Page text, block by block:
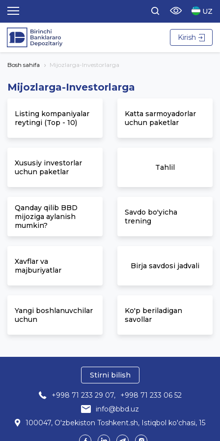
UZ
Kirish
Bosh sahifa Mijozlarga-Investorlarga
Mijozlarga-Investorlarga
Listing kompaniyalar
reytingi (Top - 10)
Katta sarmoyadorlar
uchun paketlar
Xususiy investorlar
uchun paketlar
Tahlil
Qanday qilib BBD
mijoziga aylanish
mumkin?
Savdo bo'yicha
trening
Xavflar va
majburiyatlar
Birja savdosi jadvali
Yangi boshlanuvchilar
uchun
Ko'p beriladigan
savollar
Stirni bilish
+998 71 233 29 07,
+998 71 233 06 52
info@bbd.uz
100047, O'zbekiston Toshkent.sh, Istiqbol ko'chasi, 15